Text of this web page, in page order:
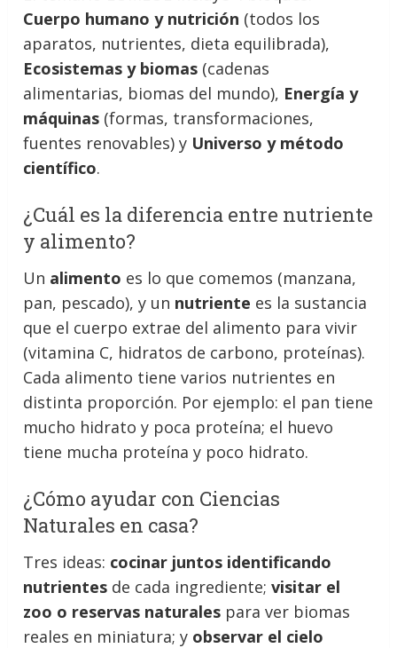
Cuerpo humano y nutrición (todos los
aparatos, nutrientes, dieta equilibrada),
Ecosistemas y biomas (cadenas
alimentarias, biomas del mundo), Energía y
máquinas (formas, transformaciones,
fuentes renovables) y Universo y método
científico.
¿Cuál es la diferencia entre nutriente
y alimento?
Un alimento es lo que comemos (manzana,
pan, pescado), y un nutriente es la sustancia
que el cuerpo extrae del alimento para vivir
(vitamina C, hidratos de carbono, proteínas).
Cada alimento tiene varios nutrientes en
distinta proporción. Por ejemplo: el pan tiene
mucho hidrato y poca proteína; el huevo
tiene mucha proteína y poco hidrato.
¿Cómo ayudar con Ciencias
Naturales en casa?
Tres ideas: cocinar juntos identificando
nutrientes de cada ingrediente;visitar el
zoo o reservas naturales para ver biomas
reales en miniatura; y observar el cielo